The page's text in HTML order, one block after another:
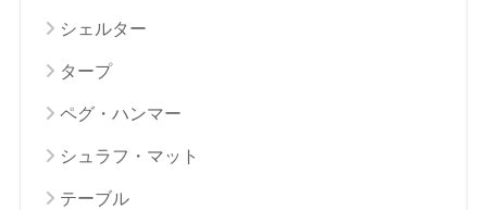
シェルター
タープ
ペグ・ハンマー
シュラフ・マット
テーブル